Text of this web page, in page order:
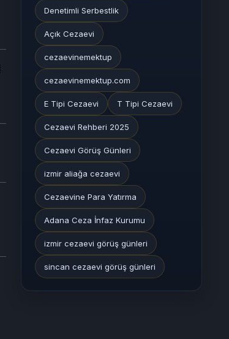
Denetimli Serbestlik
Açık Cezaevi
cezaevinemektup
cezaevinemektup.com
E Tipi Cezaevi T Tipi Cezaevi
Cezaevi Rehberi 2025
Cezaevi Görüş Günleri
izmir aliağa cezaevi
Cezaevine Para Yatırma
Adana Ceza İnfaz Kurumu
izmir cezaevi görüş günleri
sincan cezaevi görüş günleri